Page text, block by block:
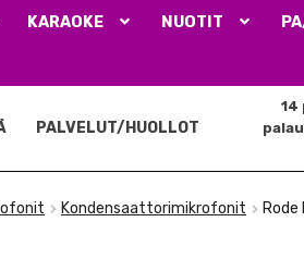
KARAOKE NUOTIT
14
PALVELUT/HUOLLOT
Kondensaattorimikrofonit Rode